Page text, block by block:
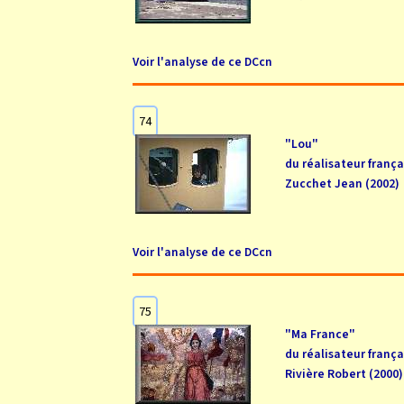
Voir l'analyse de ce DCcn
74
"Lou"
du réalisateur
Zucchet Jean (2002)
Voir l'analyse de ce DCcn
75
"Ma France"
du réalisateur
Rivière Robert (2000)